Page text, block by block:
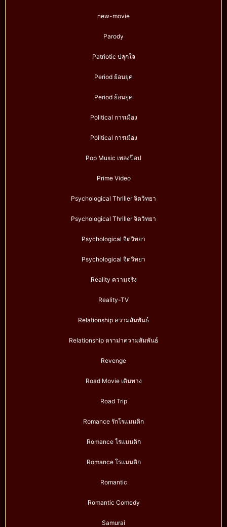
new-movie
Parody
Patriotic ปลุกใจ
Period ย้อนยุค
Period ย้อนยุค
Political การเมือง
Political การเมือง
Pop Music เพลงป๊อป
Prime Video
Psychological Thriller จิตวิทยา
Psychological Thriller จิตวิทยา
Psychological จิตวิทยา
Psychological จิตวิทยา
Reality ความจริง
Reality-TV
Relationship ความสัมพันธ์
Relationship ดราม่าความสัมพันธ์
Revenge
Road Movie เดินทาง
Road Trip
Romance รักโรแมนติก
Romance โรแมนติก
Romance โรแมนติก
Romantic
Romantic Comedy
Samurai